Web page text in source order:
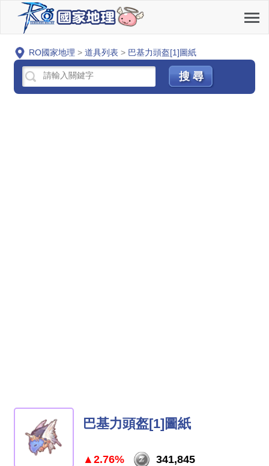
RO國家地理 > 道具列表 > 巴基力頭盔[1]圖紙
巴基力頭盔[1]圖紙
▲2.76% 341,845